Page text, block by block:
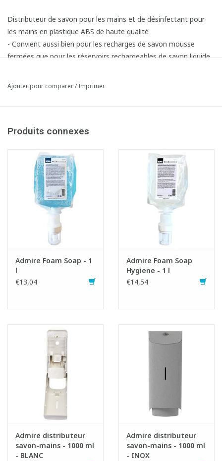
Distributeur de savon pour les mains et de désinfectant pour
les mains en plastique ABS de haute qualité
- Convient aussi bien pour les recharges de savon mousse
fermées que pour les réservoirs rechargeables de savon liquide
- Assure une bonne hygiène des mains pour tous les utilisateurs
des trous de perçage existants
- Fabriqué en ABS 100 % recyclable
- LxLxH: - BxDxH: 12 x 13,5 x 27,4 cm
Ajouter pour comparer/Imprimer
Produits connexes
Admire Foam Soap - 1
l
€13,04
Admire Foam Soap
Hygiene - 1 l
€14,54
Admire distributeur
savon-mains - 1000 ml
- BLANC
Admire distributeur
savon-mains - 1000 ml
- INOX